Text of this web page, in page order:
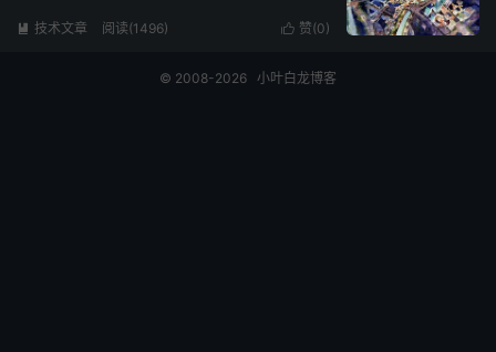
 赞(0)
 技术文章 阅读(1496)
© 2008-2026 小叶白龙博客